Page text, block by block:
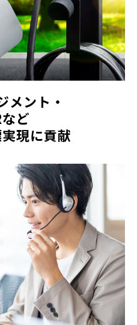
メント・
ど
現に貢献